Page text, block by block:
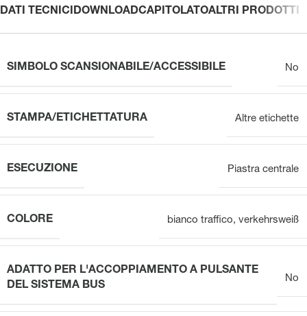
DATI TECNICIDOWNLOADCAPITOLATOALTRI PRODOTTI
SIMBOLO SCANSIONABILE/ACCESSIBILE No
STAMPA/ETICHETTATURA Altre etichette
ESECUZIONE Piastra centrale
COLORE bianco traffico, verkehrsweiß
ADATTO PER L'ACCOPPIAMENTO A PULSANTE
DEL SISTEMA BUS
No